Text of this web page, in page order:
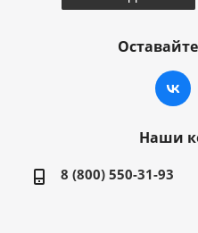
Наши
8 (800) 550-31-93